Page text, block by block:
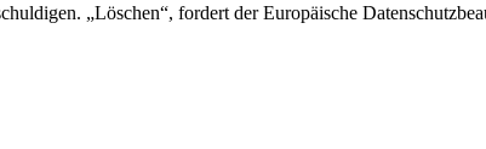
„Löschen“, fordert der Europäische